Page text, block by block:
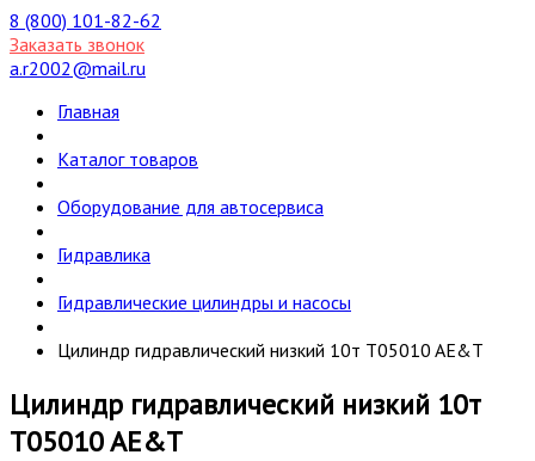
8 (800) 101-82-62
Заказать звонок
a.r2002@mail.ru
Главная
Каталог товаров
Оборудование для автосервиса
Гидравлика
Гидравлические цилиндры и насосы
Цилиндр гидравлический низкий 10т T05010 AE&T
Цилиндр гидравлический низкий 10т
T05010 AE&T